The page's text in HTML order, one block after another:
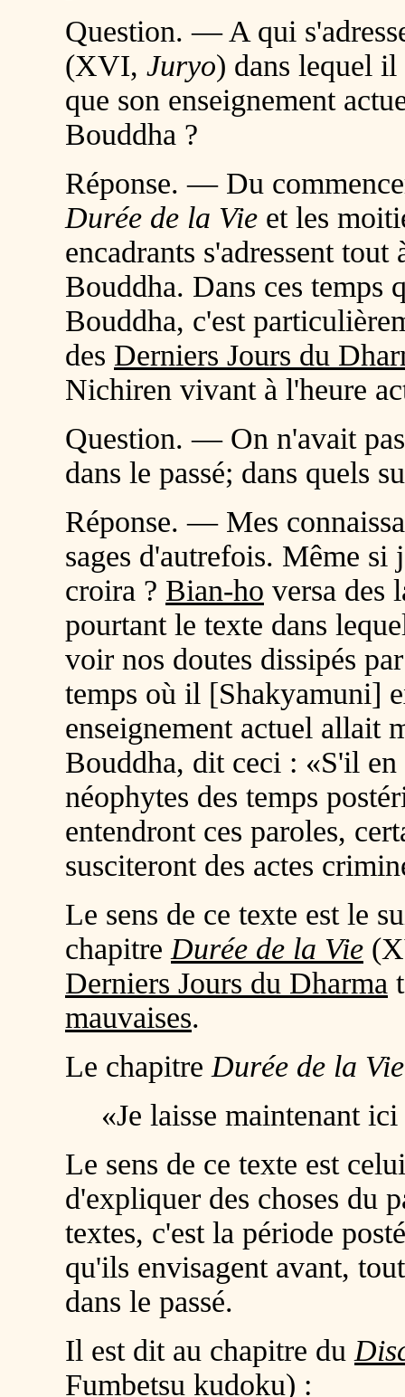
Question. — A qui
(XVI, Juryo) dans lequel
que son enseignement
Bouddha ?
Réponse. — Du
Durée de la Vie et les
encadrants s'adressent
Bouddha. Dans ces temps
Bouddha, c'est
des Derniers Jours du
Nichiren vivant à l'heure
Question. — On n'avait
dans le passé; dans quels
Réponse. — Mes
sages d'autrefois. Même si
croira ? Bian-ho versa des
pourtant le texte dans
voir nos doutes dissipés
temps où il [Shakyamuni]
enseignement actuel allait
Bouddha, dit ceci : «S'il
néophytes des temps
entendront ces paroles,
susciteront des actes
Le sens de ce texte est le
chapitre Durée de la Vie
Derniers Jours du Dharma
mauvaises.
Le chapitre Durée de la Vie
«Je laisse maintenant
Le sens de ce texte est
d'expliquer des choses du
textes, c'est la période
qu'ils envisagent avant,
dans le passé.
Il est dit au chapitre du
Fumbetsu kudoku) :